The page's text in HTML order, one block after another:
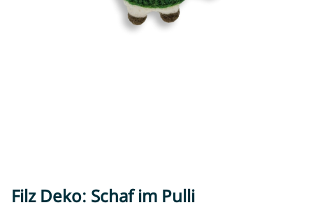
Filz Deko: Schaf im Pulli